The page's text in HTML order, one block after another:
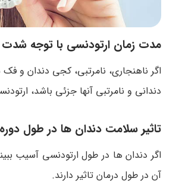
مدت زمان ارتودنسی با توجه شدت
اگر ناهنجاری، نامرتبی، کجی دندان و
دندانی و نامرتبی آنها جزئی باشد،
تاثیر سلامت دندان ها در طول
اگر دندان ها در طول ارتودنسی آسیب
آن در طول درمان تاثیر دارند.